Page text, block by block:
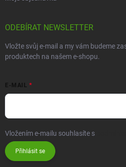
ODEBÍRAT NEWSLETTER
Vložte svůj e-mail a my vám budeme
produktech na našem e-shopu.
E-MAIL
Vložením e-mailu souhlasíte s
Přihlásit se